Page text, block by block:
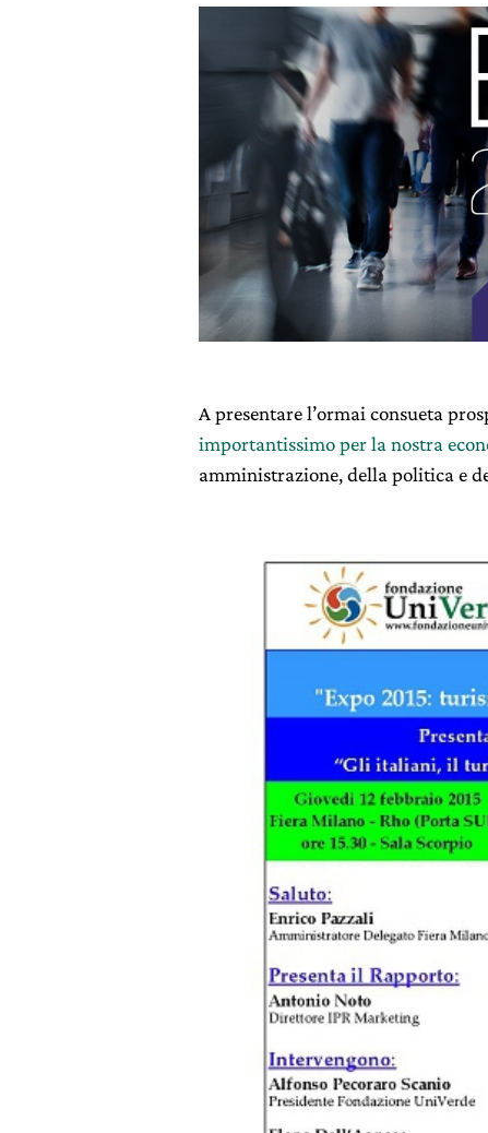
A presentare l’ormai consueta
importantissimo per la nostra
amministrazione, della politica e